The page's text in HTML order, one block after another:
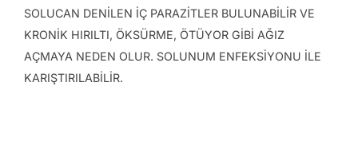
SOLUCAN DENİLEN İÇ PARAZİTLER BULUNABİLİR VE
KRONİK HIRILTI, ÖKSÜRME, ÖTÜYOR GİBİ AĞIZ
AÇMAYA NEDEN OLUR. SOLUNUM ENFEKSİYONU İLE
KARIŞTIRILABİLİR.